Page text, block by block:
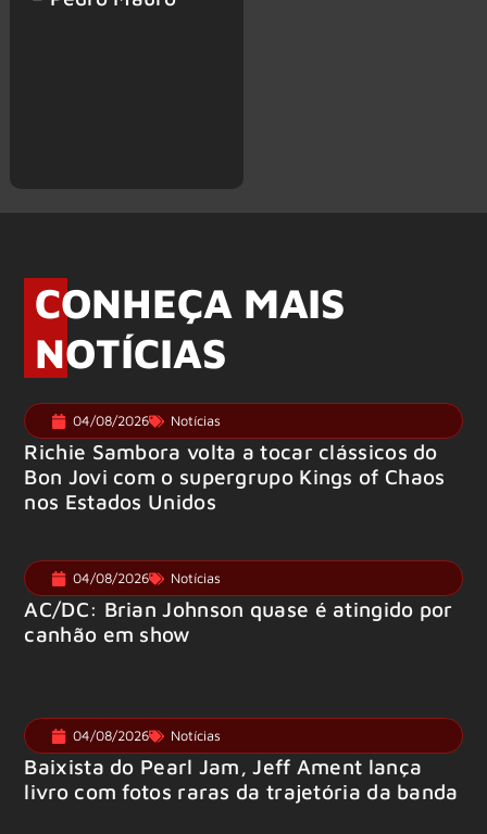
CONHEÇA MAIS
NOTÍCIAS
04/08/2026 Notícias
Richie Sambora volta a tocar clássicos do
Bon Jovi com o supergrupo Kings of Chaos
nos Estados Unidos
04/08/2026 Notícias
AC/DC: Brian Johnson quase é atingido por
canhão em show
04/08/2026 Notícias
Baixista do Pearl Jam, Jeff Ament lança
livro com fotos raras da trajetória da banda